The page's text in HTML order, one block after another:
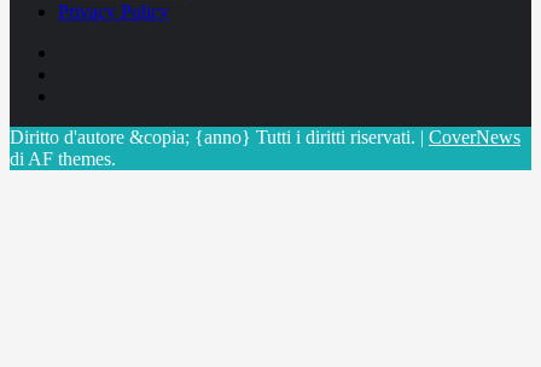
Privacy Policy
Diritto d'autore &copia; {anno} Tutti i diritti riservati. | CoverNews
di AF themes.